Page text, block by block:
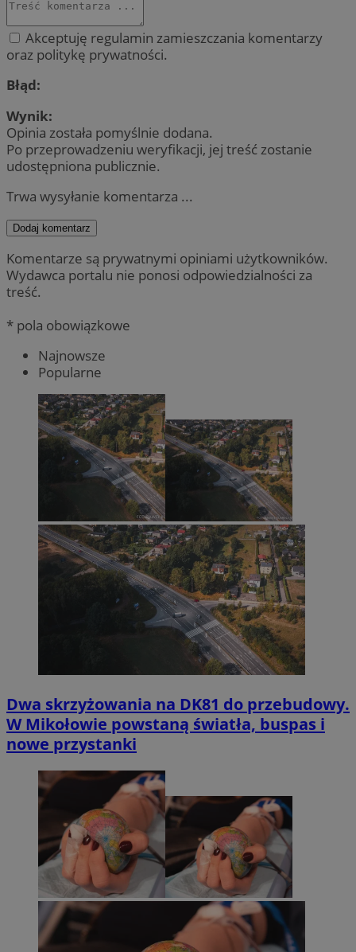
Akceptuję regulamin zamieszczania komentarzy
oraz politykę prywatności.
Błąd:
Wynik:
Opinia została pomyślnie dodana.
Po przeprowadzeniu weryfikacji, jej treść zostanie
udostępniona publicznie.
Trwa wysyłanie komentarza ...
Dodaj komentarz
Komentarze są prywatnymi opiniami użytkowników.
Wydawca portalu nie ponosi odpowiedzialności za
treść.
* pola obowiązkowe
Najnowsze
Popularne
Dwa skrzyżowania na DK81 do przebudowy.
W Mikołowie powstaną światła, buspas i
nowe przystanki